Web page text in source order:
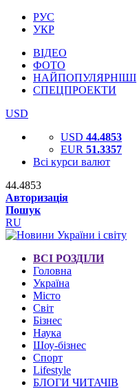
РУС
УКР
ВІДЕО
ФОТО
НАЙПОПУЛЯРНІШІ
СПЕЦПРОЕКТИ
USD
USD 44.4853
EUR 51.3357
Всі курси валют
44.4853
Авторизація
Пошук
RU
ВСІ РОЗДІЛИ
Головна
Україна
Місто
Світ
Бізнес
Наука
Шоу-бізнес
Спорт
Lifestyle
БЛОГИ ЧИТАЧІВ